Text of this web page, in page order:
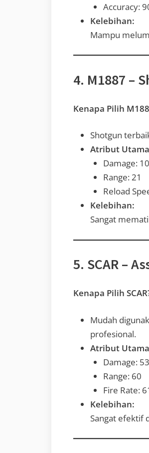
Accuracy:
Kelebihan:
Mampu
4. M1887 –
Kenapa Pilih
Shotgun
Atribut
Damage:
Range: 21
Reload
Kelebihan:
Sangat
5. SCAR –
Kenapa Pilih
Mudah
profesional.
Atribut
Damage: 53
Range: 60
Fire Rate:
Kelebihan:
Sangat efektif